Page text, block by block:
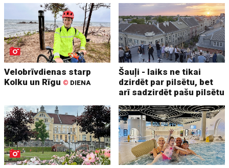
Velobrīvdienas starp
Kolku un Rīgu © DIENA
Šauļi - laiks ne tikai
dzirdēt par pilsētu, bet
arī sadzirdēt pašu pilsētu